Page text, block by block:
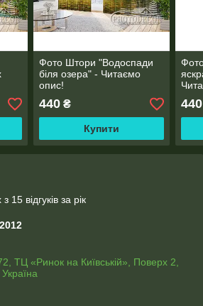
Фото Штори "Водоспади
біля озера" - Читаємо
опис!
440₴
Купити
440
15 відгуків за рік
ТЦ «Ринок на Київській», Поверх 2,